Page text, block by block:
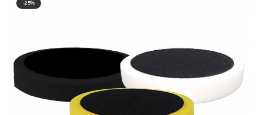
Protectie piele
Sisteme si pahare PPS
Pahare de amestec
Curatare
-25%